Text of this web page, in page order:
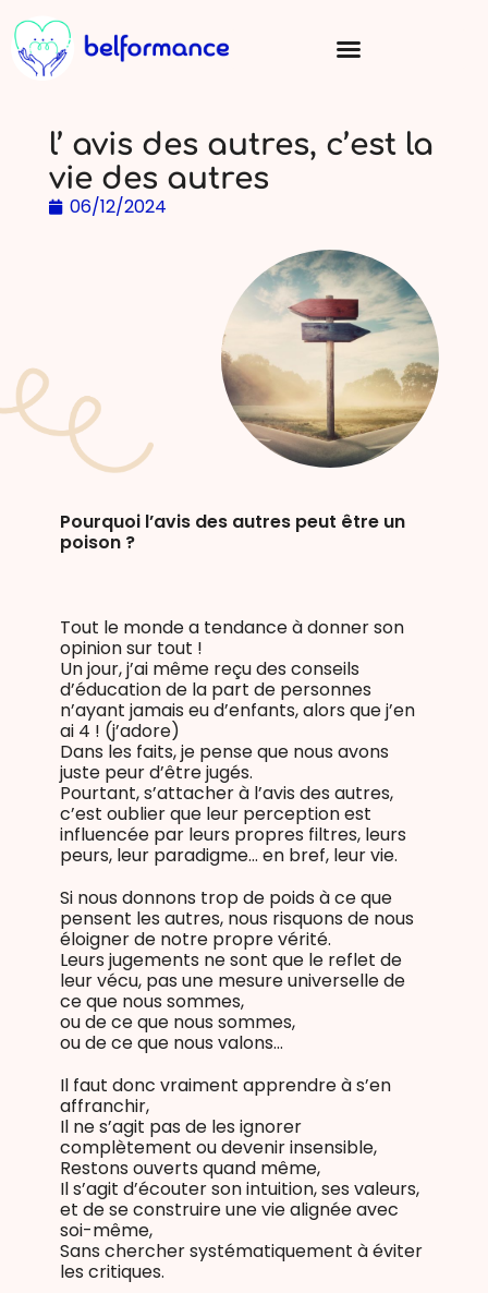
l’ avis des autres, c’est la
vie des autres
06/12/2024
Pourquoi l’avis des autres peut être un
poison ?
Tout le monde a tendance à donner son
opinion sur tout !
Un jour, j’ai même reçu des conseils
d’éducation de la part de personnes
n’ayant jamais eu d’enfants, alors que j’en
ai 4 ! (j’adore)
Dans les faits, je pense que nous avons
juste peur d’être jugés.
Pourtant, s’attacher à l’avis des autres,
c’est oublier que leur perception est
influencée par leurs propres filtres, leurs
peurs, leur paradigme… en bref, leur vie.
Si nous donnons trop de poids à ce que
pensent les autres, nous risquons de nous
éloigner de notre propre vérité.
Leurs jugements ne sont que le reflet de
leur vécu, pas une mesure universelle de
ce que nous sommes,
ou de ce que nous sommes,
ou de ce que nous valons…
Il faut donc vraiment apprendre à s’en
affranchir,
Il ne s’agit pas de les ignorer
complètement ou devenir insensible,
Restons ouverts quand même,
Il s’agit d’écouter son intuition, ses valeurs,
et de se construire une vie alignée avec
soi-même,
Sans chercher systématiquement à éviter
les critiques.